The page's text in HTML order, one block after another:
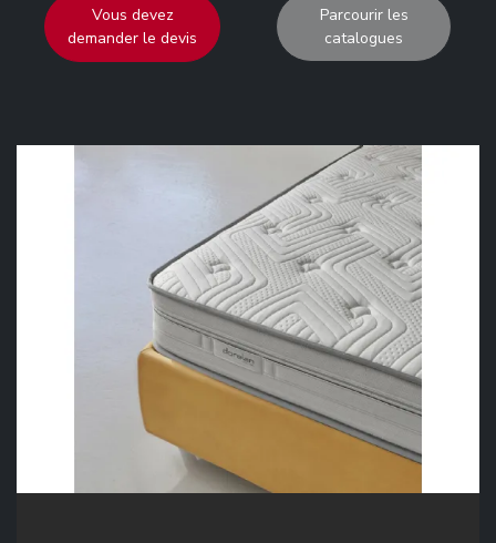
Vous devez
demander le devis
Parcourir les
catalogues